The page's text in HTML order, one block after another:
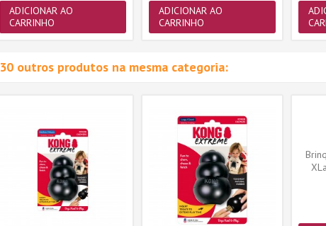
ADICIONAR AO
CARRINHO
ADICIONAR AO
CARRINHO
30 outros produtos na mesma categoria: